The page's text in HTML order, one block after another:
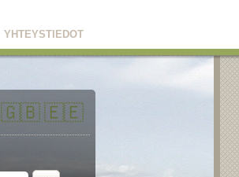
YHTEYSTIEDOT
🇬🇧🇪🇪